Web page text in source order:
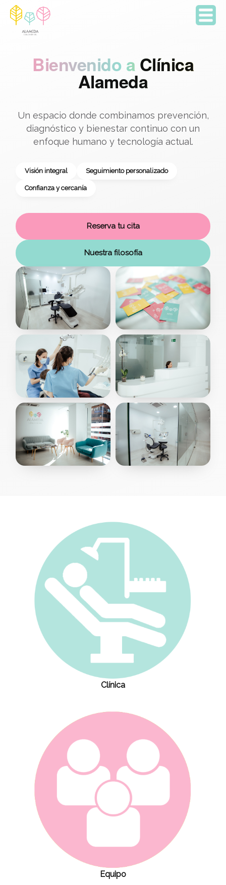
Bienvenido a Clínica
Alameda
Un espacio donde combinamos prevención,
diagnóstico y bienestar continuo con un
enfoque humano y tecnología actual.
Visión integral Seguimiento personalizado
Confianza y cercanía
Reserva tu cita
Nuestra filosofía
Clínica
Equipo